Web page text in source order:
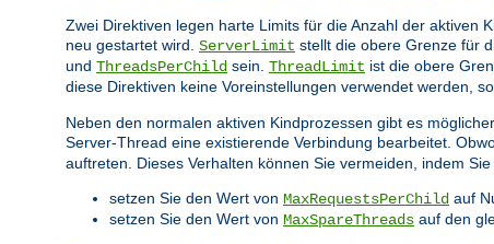
Zwei Direktiven legen harte Limits für die Anzahl der aktiven
neu gestartet wird. ServerLimit stellt die obere Grenze für
und ThreadsPerChild sein. ThreadLimit ist die obere
diese Direktiven keine Voreinstellungen verwendet werden,
Neben den normalen aktiven Kindprozessen gibt es
Server-Thread eine existierende Verbindung bearbeitet.
auftreten. Dieses Verhalten können Sie vermeiden, indem
setzen Sie den Wert von MaxRequestsPerChild auf
setzen Sie den Wert von MaxSpareThreads auf den